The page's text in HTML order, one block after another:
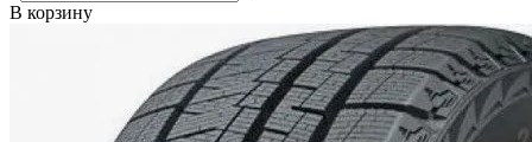
В корзину